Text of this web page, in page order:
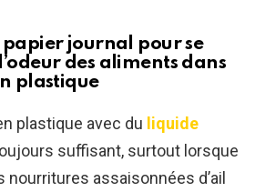
papier journal pour se
des aliments dans
plastique
plastique avec du liquide
suffisant, surtout lorsque
assaisonnées d’ail